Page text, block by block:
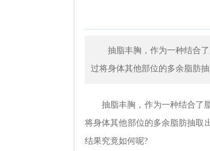
抽脂丰胸，作为一种结合
过将身体其他部位的多余脂肪
抽脂丰胸，作为一种结合了
将身体其他部位的多余脂肪抽取
结果究竟如何呢?